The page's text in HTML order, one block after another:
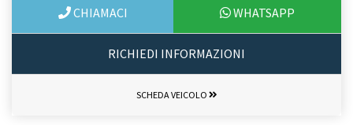
CHIAMACI WHATSAPP
RICHIEDI INFORMAZIONI
SCHEDA VEICOLO